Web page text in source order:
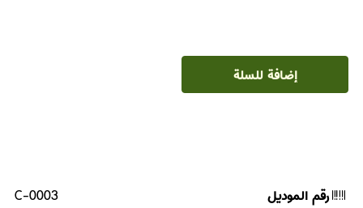
إضافة للسلة
رقم الموديل C-0003